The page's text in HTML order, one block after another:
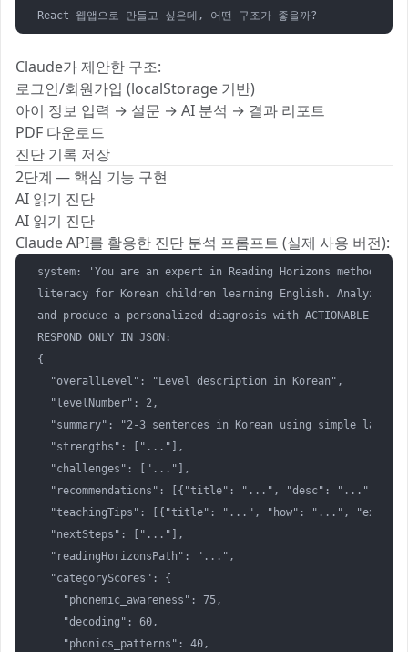
React 웹앱으로 만들고 싶은데, 어떤 구조가 좋을까?
Claude가 제안한 구조:
로그인/회원가입 (localStorage 기반)
아이 정보 입력 → 설문 → AI 분석 → 결과 리포트
PDF 다운로드
진단 기록 저장
2단계 — 핵심 기능 구현
AI 읽기 진단
AI 읽기 진단
Claude API를 활용한 진단 분석 프롬프트 (실제 사용 버전):
system: 'You are an expert in Reading Horizons
literacy for Korean children learning English. Analyze
and produce a personalized diagnosis with ACTIONABLE
RESPOND ONLY IN JSON:
{
  "overallLevel": "Level description in Korean",
  "levelNumber": 2,
"summary": "2-3 sentences in Korean using simple
  "strengths": ["..."],
  "challenges": ["..."],
"recommendations": [{"title": "...", "desc": "...",
"teachingTips": [{"title": "...", "how": "...",
  "nextSteps": ["..."],
  "readingHorizonsPath": "...",
  "categoryScores": {
    "phonemic_awareness": 75,
    "decoding": 60,
    "phonics_patterns": 40,